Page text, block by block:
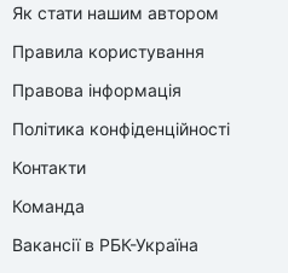
Як стати нашим автором
Правила користування
Правова інформація
Політика конфіденційності
Контакти
Команда
Вакансії в РБК-Україна